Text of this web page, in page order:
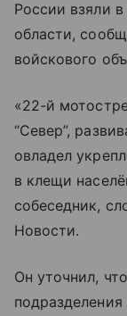
России взяли
области,
войскового
«22-й
“Север”,
овладел
в клещи
собеседник,
Новости.
Он уточнил,